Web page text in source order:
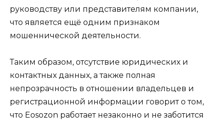
руководству или представителям компании,
что является ещё одним признаком
мошеннической деятельности.
Таким образом, отсутствие юридических и
контактных данных, а также полная
непрозрачность в отношении владельцев и
регистрационной информации говорит о том,
что Eosozon работает незаконно и не заботится